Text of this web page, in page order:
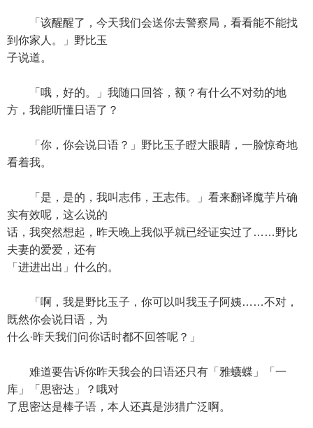
「该醒醒了，今天我们会送你去警察局，看看能不能找
到你家人。」野比玉
子说道。
「哦，好的。」我随口回答，额？有什么不对劲的地
方，我能听懂日语了？
「你，你会说日语？」野比玉子瞪大眼睛，一脸惊奇地
看着我。
「是，是的，我叫志伟，王志伟。」看来翻译魔芋片确
实有效呢，这么说的
话，我突然想起，昨天晚上我似乎就已经证实过了……野比
夫妻的爱爱，还有
「进进出出」什么的。
「啊，我是野比玉子，你可以叫我玉子阿姨……不对，
既然你会说日语，为
什么·昨天我们问你话时都不回答呢？」
难道要告诉你昨天我会的日语还只有「雅蠛蝶」「一
库」「思密达」？哦对
了思密达是棒子语，本人还真是涉猎广泛啊。